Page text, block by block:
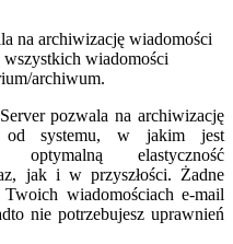
na archiwizację wiadomości
wiadomości
archiwum.
pozwala na archiwizację
od systemu, w jakim jest
elastyczność
jak i w przyszłości. Żadne
wiadomościach e-mail
nie potrzebujesz uprawnień